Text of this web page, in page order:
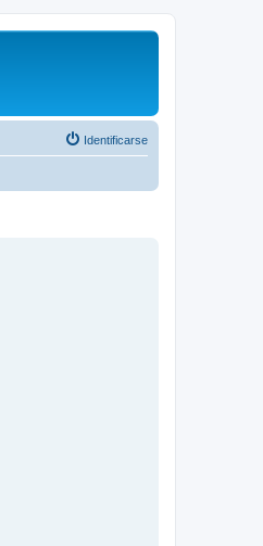
Identificarse